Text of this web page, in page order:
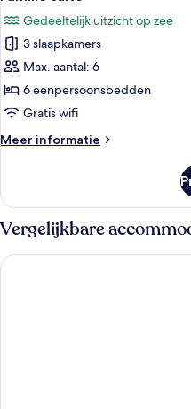
foto's
voor
Familie
suite
laden
Gedeeltelijk uitzicht op zee
3 slaapkamers
Max. aantal: 6
6 eenpersoonsbedden
Gratis wifi
Meer informatie
Meer
suite
Vergelijkbare
C-Hotels Continental